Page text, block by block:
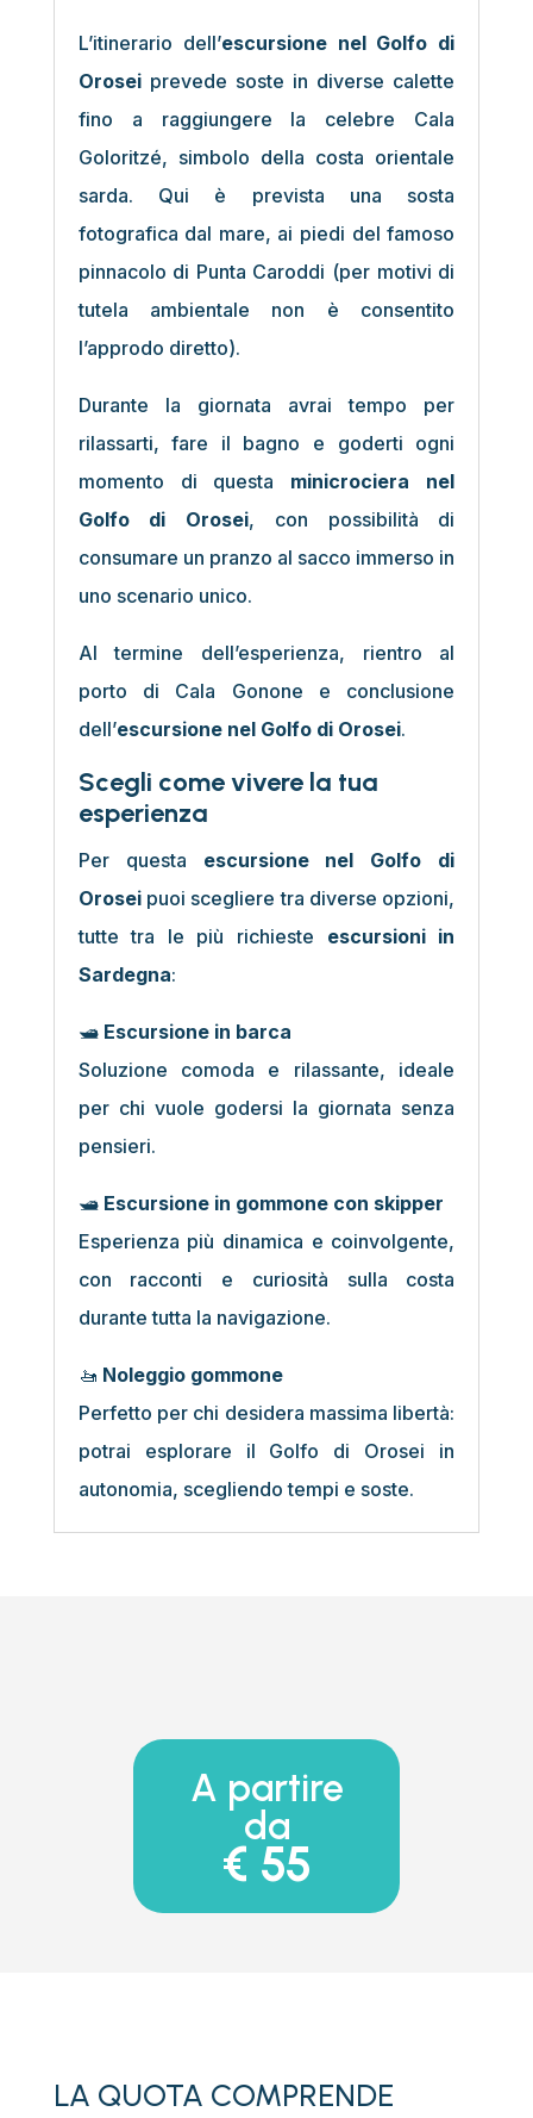
L’itinerario dell’escursione nel Golfo di
Oroseiprevede soste in diverse calette
fino a raggiungere la celebre Cala
Goloritzé, simbolo della costa orientale
sarda. Qui è prevista una sosta
fotografica dal mare, ai piedi del famoso
pinnacolo di Punta Caroddi (per motivi di
tutela ambientale non è consentito
l’approdo diretto).
Durante la giornata avrai tempo per
rilassarti, fare il bagno e goderti ogni
momento di questa minicrociera nel
Golfo di Orosei, con possibilità di
consumare un pranzo al sacco immerso in
uno scenario unico.
Al termine dell’esperienza, rientro al
porto di Cala Gonone e conclusione
dell’escursione nel Golfo di Orosei.
Scegli come vivere la tua
esperienza
Per questa escursione nel Golfo di
Oroseipuoi scegliere tra diverse opzioni,
tutte tra le più richieste escursioni in
Sardegna:
🛥️ Escursione in barca
Soluzione comoda e rilassante, ideale
per chi vuole godersi la giornata senza
pensieri.
🛥️ Escursione in gommone con skipper
Esperienza più dinamica e coinvolgente,
con racconti e curiosità sulla costa
durante tutta la navigazione.
🚤 Noleggio gommone
Perfetto per chi desidera massima libertà:
potrai esplorare il Golfo di Orosei in
autonomia, scegliendo tempi e soste.
A partire
da
€ 55
LA QUOTA COMPRENDE